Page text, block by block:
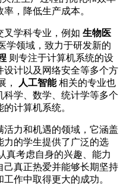
，降低生产成本。
叉学科专业，例如 生物医
学领域，致力于研发新的
则专注于计算机系统的设
计以及网络安全等多个方
，
人工智能相关的专业也
学、数学、统计学等多个
计算机系统。
力和机遇的领域，它涵盖
力的学生提供了广泛的选
真考虑自身的兴趣、能力
己真正热爱并能够长期坚持
作中取得更大的成功。